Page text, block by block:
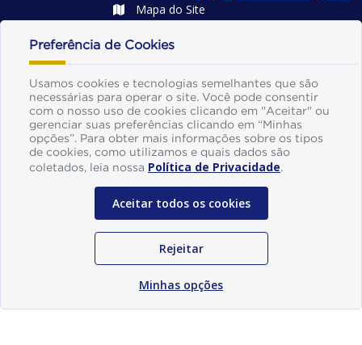
Mapa do Site
Ouvidoria
Manual de Navegação
Política de Privacidade
SOGO Tecnologia
Preferência de Cookies
Usamos cookies e tecnologias semelhantes que são
necessárias para operar o site. Você pode consentir
com o nosso uso de cookies clicando em "Aceitar" ou
gerenciar suas preferências clicando em “Minhas
opções”. Para obter mais informações sobre os tipos
de cookies, como utilizamos e quais dados são
coletados, leia nossa Política de Privacidade.
Aceitar todos os cookies
Rejeitar
Minhas opções